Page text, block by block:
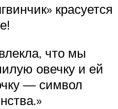
красуется
что мы
овечку и ей
— символ